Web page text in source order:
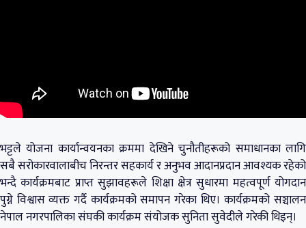
भट्टले योजना कार्यान्वयनका क्रममा देखिने चुनौतीहरूको समाधानका लागि
सबै सरोकारवालाबीच निरन्तर सहकार्य र अनुभव आदानप्रदान आवश्यक रहेको
भन्दै कार्यक्रमबाट प्राप्त सुझावहरूले शिक्षा क्षेत्र सुधारमा महत्वपूर्ण योगदान
पुग्ने विश्वास व्यक्त गर्दै कार्यक्रमको समापन गरेका थिए। कार्यक्रमको सञ्चालन
नेपाल नगरपालिका संघकी कार्यक्रम संयोजक सुनिता सुवेदीले गरेकी थिइन्।